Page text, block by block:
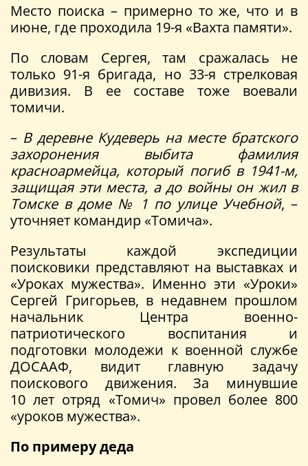
Место поиска – примерно то же, что и в
июне, где проходила 19-я «Вахта памяти».
По словам Сергея, там сражалась не
только 91-я бригада, но 33-я стрелковая
дивизия. В ее составе тоже воевали
томичи.
– В деревне Кудеверь на месте братского
захоронения выбита фамилия
красноармейца, который погиб в 1941-м,
защищая эти места, а до войны он жил в
Томске в доме № 1 по улице Учебной, –
уточняет командир «Томича».
Результаты каждой экспедиции
поисковики представляют на выставках и
«Уроках мужества». Именно эти «Уроки»
Сергей Григорьев, в недавнем прошлом
начальник Центра военно-
патриотического воспитания и
подготовки молодежи к военной службе
ДОСААФ, видит главную задачу
поискового движения. За минувшие
10 лет отряд «Томич» провел более 800
«уроков мужества».
По примеру деда